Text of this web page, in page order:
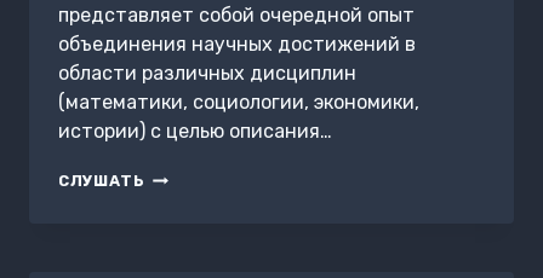
представляет собой очередной опыт
объединения научных достижений в
области различных дисциплин
(математики, социологии, экономики,
истории) с целью описания…
СЛУШАТЬ МАТЕМАТИЧЕСКОЕ